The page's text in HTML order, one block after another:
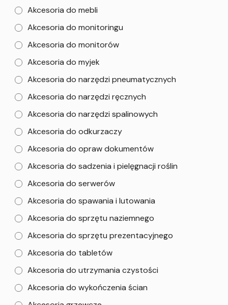
Akcesoria do mebli
Akcesoria do monitoringu
Akcesoria do monitorów
Akcesoria do myjek
Akcesoria do narzędzi pneumatycznych
Akcesoria do narzędzi ręcznych
Akcesoria do narzędzi spalinowych
Akcesoria do odkurzaczy
Akcesoria do opraw dokumentów
Akcesoria do sadzenia i pielęgnacji roślin
Akcesoria do serwerów
Akcesoria do spawania i lutowania
Akcesoria do sprzętu naziemnego
Akcesoria do sprzętu prezentacyjnego
Akcesoria do tabletów
Akcesoria do utrzymania czystości
Akcesoria do wykończenia ścian